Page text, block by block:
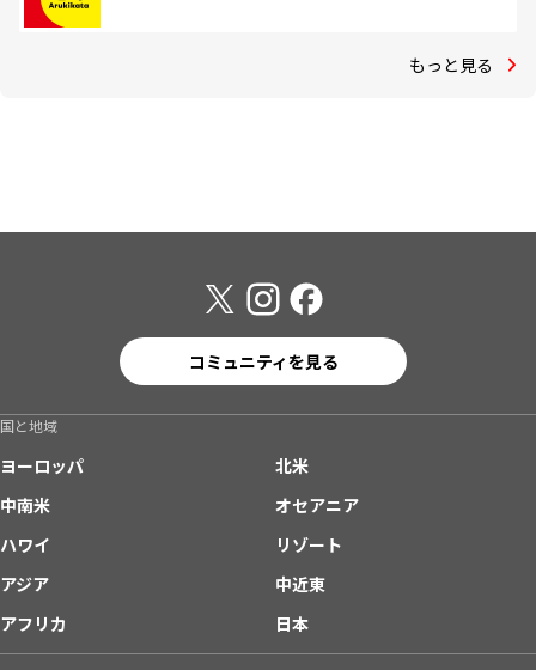
もっと見る
コミュニティを見る
国と地域
ヨーロッパ
北米
中南米
オセアニア
ハワイ
リゾート
アジア
中近東
アフリカ
日本